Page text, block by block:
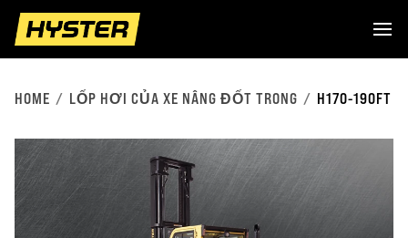
HOME LỐP HƠI CỦA XE NÂNG ĐỐT TRONG H170-190FT